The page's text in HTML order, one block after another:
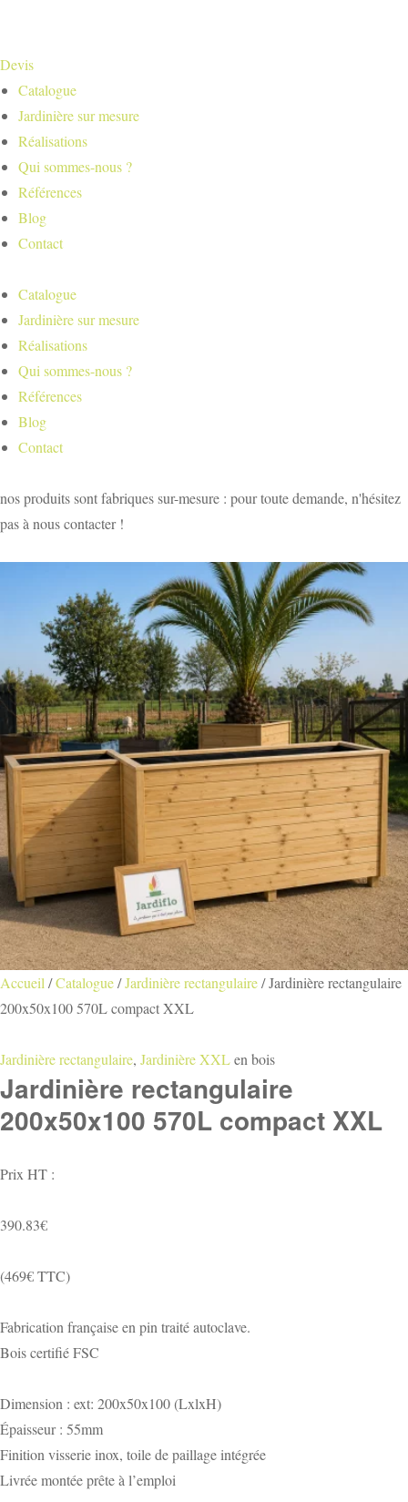
Devis
Catalogue
Jardinière sur mesure
Réalisations
Qui sommes-nous ?
Références
Blog
Contact
Catalogue
Jardinière sur mesure
Réalisations
Qui sommes-nous ?
Références
Blog
Contact
nos produits sont fabriques sur-mesure : pour toute demande, n'hésitez
pas à nous contacter !
Accueil /Catalogue/Jardinière rectangulaire/Jardinière rectangulaire
200x50x100 570L compact XXL
Jardinière rectangulaire, Jardinière XXLen bois
Jardinière rectangulaire
200x50x100 570L compact XXL
Prix HT :
390.83€
(469€ TTC)
Fabrication française en pin traité autoclave.
Bois certifié FSC
Dimension : ext: 200x50x100 (LxlxH)
Épaisseur : 55mm
Finition visserie inox, toile de paillage intégrée
Livrée montée prête à l’emploi